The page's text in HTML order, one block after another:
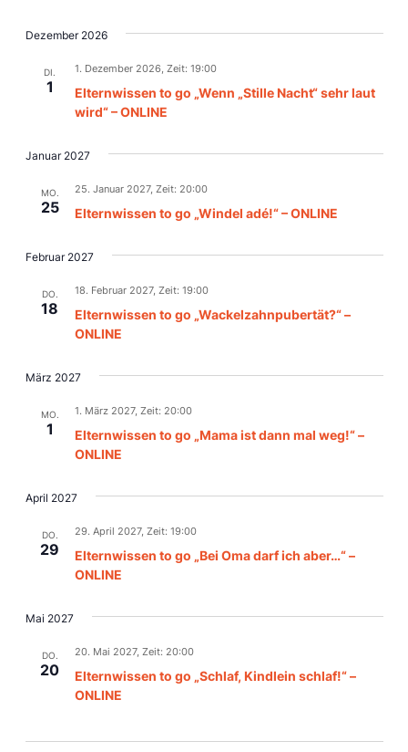
Dezember 2026
DI.
1
Elternwissen to go „Wenn „Stille Nacht“ sehr laut
wird“ – ONLINE
1. Dezember 2026, Zeit: 19:00
Januar 2027
MO.
25 Elternwissen to go „Windel adé!“ – ONLINE
25. Januar 2027, Zeit: 20:00
Februar 2027
DO.
18
Elternwissen to go „Wackelzahnpubertät?“ –
ONLINE
18. Februar 2027, Zeit: 19:00
März 2027
MO.
1
Elternwissen to go „Mama ist dann mal weg!“ –
ONLINE
1. März 2027, Zeit: 20:00
April 2027
DO.
29
Elternwissen to go „Bei Oma darf ich aber…“ –
ONLINE
29. April 2027, Zeit: 19:00
Mai 2027
DO.
20
Elternwissen to go „Schlaf, Kindlein schlaf!“ –
ONLINE
20. Mai 2027, Zeit: 20:00